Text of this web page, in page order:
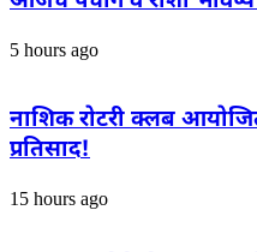
5 hours ago
नाशिक रोटरी क्लब
प्रतिसाद!
15 hours ago